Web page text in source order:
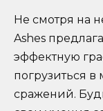
Не смотря на
Ashes
эффектную
погрузиться
сражений.